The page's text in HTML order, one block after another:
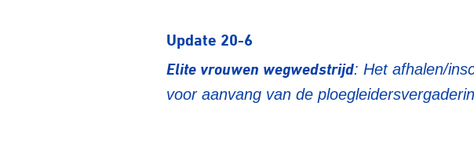
Update 20-6
Elite vrouwen wegwedstrijd: Het afhalen/
voor aanvang van de